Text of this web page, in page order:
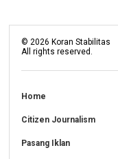
©2026 Koran Stabilitas
All rights reserved.
Home
Citizen Journalism
Pasang Iklan